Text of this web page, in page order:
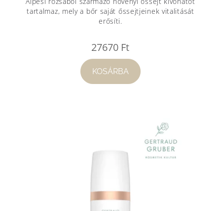
tartalmaz, mely a bőr saját őssejtjeinek vitalitását
erősíti.
27670 Ft
KOSÁRBA